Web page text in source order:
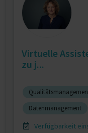
Virtuelle
zu j...
Datenmanagement
Verfügbarkeit